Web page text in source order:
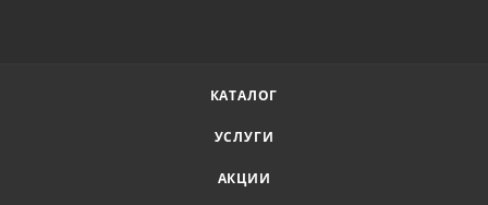
КАТАЛОГ
УСЛУГИ
АКЦИИ